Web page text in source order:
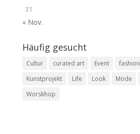
31
« Nov.
Häufig gesucht
Cultur curated art Event fashion
Kunstprojekt
Life Look Mode
Worskhop